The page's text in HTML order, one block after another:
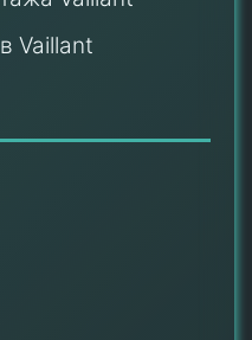
Vaillant